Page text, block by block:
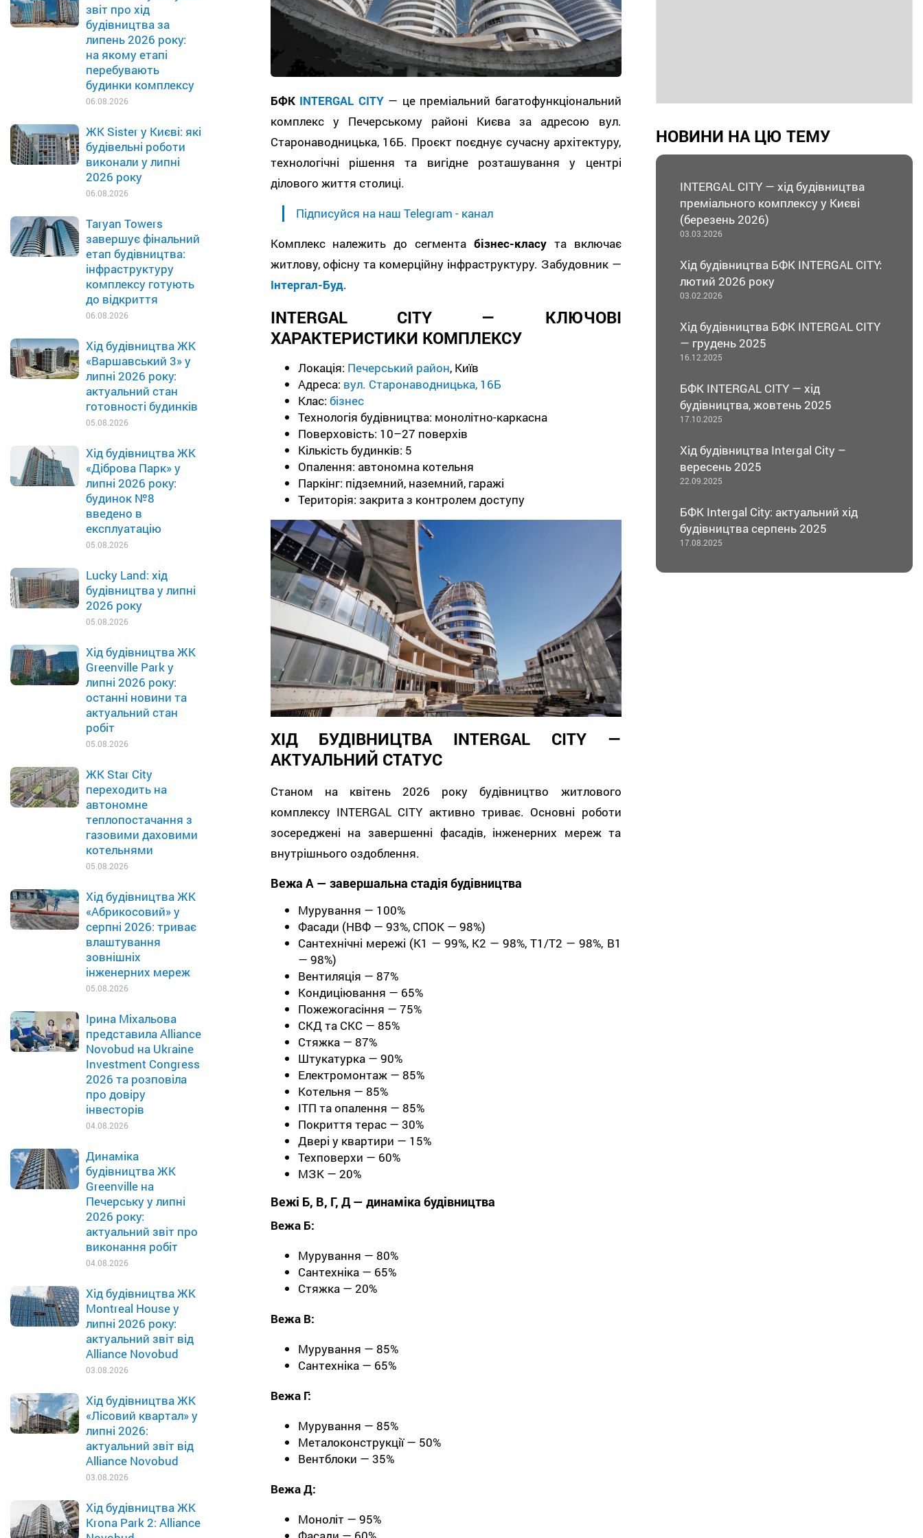
звіт про хід
будівництва за
липень 2026 року:
на якому етапі
перебувають
будинки комплексу
06.08.2026
ЖК Sister у Києві: які
будівельні роботи
виконали у липні
2026 року
06.08.2026
Taryan Towers
завершує фінальний
етап будівництва:
інфраструктуру
комплексу готують
до відкриття
06.08.2026
Хід будівництва ЖК
«Варшавський 3» у
липні 2026 року:
актуальний стан
готовності будинків
05.08.2026
Хід будівництва ЖК
«Діброва Парк» у
липні 2026 року:
будинок №8
введено в
експлуатацію
05.08.2026
Lucky Land: хід
будівництва у липні
2026 року
05.08.2026
Хід будівництва ЖК
Greenville Park у
липні 2026 року:
останні новини та
актуальний стан
робіт
05.08.2026
ЖК Star City
переходить на
автономне
теплопостачання з
газовими даховими
котельнями
05.08.2026
Хід будівництва ЖК
«Абрикосовий» у
серпні 2026: триває
влаштування
зовнішніх
інженерних мереж
05.08.2026
Ірина Міхальова
представила Alliance
Novobud на Ukraine
Investment Congress
2026 та розповіла
про довіру
інвесторів
04.08.2026
Динаміка
будівництва ЖК
Greenville на
Печерську у липні
2026 року:
актуальний звіт про
виконання робіт
04.08.2026
Хід будівництва ЖК
Montreal House у
липні 2026 року:
актуальний звіт від
Alliance Novobud
03.08.2026
Хід будівництва ЖК
«Лісовий квартал» у
липні 2026:
актуальний звіт від
Alliance Novobud
03.08.2026
Хід будівництва ЖК
Krona Park 2: Alliance
БФК INTERGAL CITY— це преміальний багатофункціональний
комплекс у Печерському районі Києва за адресою вул.
Старонаводницька, 16Б. Проєкт поєднує сучасну архітектуру,
технологічні рішення та вигідне розташування у центрі
ділового життя столиці.
Підписуйся на наш Telegram - канал
Комплекс належить до сегмента бізнес-класута включає
житлову, офісну та комерційну інфраструктуру. Забудовник —
Інтергал-Буд.
INTERGAL CITY — КЛЮЧОВІ
ХАРАКТЕРИСТИКИ КОМПЛЕКСУ
Локація: Печерський район, Київ
Адреса: вул. Старонаводницька, 16Б
Клас: бізнес
Технологія будівництва: монолітно-каркасна
Поверховість: 10–27 поверхів
Кількість будинків: 5
Опалення: автономна котельня
Паркінг: підземний, наземний, гаражі
Територія: закрита з контролем доступу
ХІД БУДІВНИЦТВА INTERGAL CITY —
АКТУАЛЬНИЙ СТАТУС
Станом на квітень 2026 року будівництво житлового
комплексу INTERGAL CITY активно триває. Основні роботи
зосереджені на завершенні фасадів, інженерних мереж та
внутрішнього оздоблення.
Вежа А — завершальна стадія будівництва
Мурування — 100%
Фасади (НВФ — 93%, СПОК — 98%)
Сантехнічні мережі (К1 — 99%, К2 — 98%, Т1/Т2 — 98%, В1
— 98%)
Вентиляція — 87%
Кондиціювання — 65%
Пожежогасіння — 75%
СКД та СКС — 85%
Стяжка — 87%
Штукатурка — 90%
Електромонтаж — 85%
Котельня — 85%
ІТП та опалення — 85%
Покриття терас — 30%
Двері у квартири — 15%
Техповерхи — 60%
МЗК — 20%
Вежі Б, В, Г, Д — динаміка будівництва
Вежа Б:
Мурування — 80%
Сантехніка — 65%
Стяжка — 20%
Вежа В:
Мурування — 85%
Сантехніка — 65%
Вежа Г:
Мурування — 85%
Металоконструкції — 50%
Вентблоки — 35%
Вежа Д:
Моноліт — 95%
НОВИНИ НА ЦЮ ТЕМУ
INTERGAL CITY — хід будівництва
преміального комплексу у Києві
(березень 2026)
03.03.2026
Хід будівництва БФК INTERGAL CITY:
лютий 2026 року
03.02.2026
Хід будівництва БФК INTERGAL CITY
— грудень 2025
16.12.2025
БФК INTERGAL CITY — хід
будівництва, жовтень 2025
17.10.2025
Хід будівництва Intergal City –
вересень 2025
22.09.2025
БФК Intergal City: актуальний хід
будівництва серпень 2025
17.08.2025